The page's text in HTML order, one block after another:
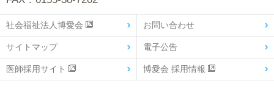
社会福祉法人博愛会 お問い合わせ
サイトマップ 電子公告
医師採用サイト 博愛会 採用情報